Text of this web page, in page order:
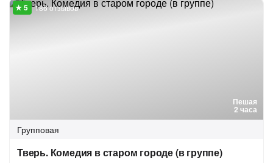
Пешая
2 часа
186 отзывов
Групповая
Тверь. Комедия в старом городе (в группе)